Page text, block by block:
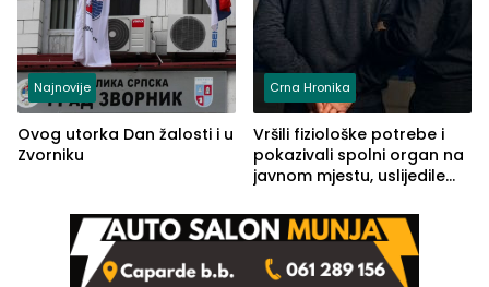
Najnovije
Ovog utorka Dan žalosti i u
Zvorniku
Crna Hronika
Vršili fiziološke potrebe i
pokazivali spolni organ na
javnom mjestu, uslijedile